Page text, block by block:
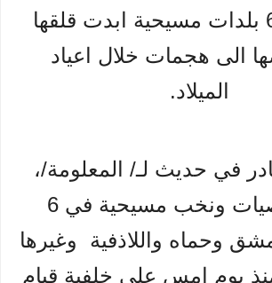
بأن هنالك 6 بلدات مسيحية ابدت قلقها
الى هجمات خلال اعياد
الميلاد.
في حديث لـ/ المعلومة/،
ان" شخصيات ونخب مسيحية في 6
وحماه واللاذفية وغيرها
يوم امس على خلفية قيام